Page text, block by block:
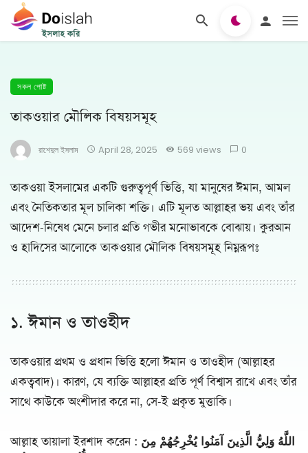
সকল পোষ্ট
তাকওয়ার মৌলিক বিষয়সমূহ
রাশেদুল ইসলাম April 28, 2025 569 views 0
তাকওয়া ইসলামের একটি গুরুত্বপূর্ণ ভিত্তি, যা মানুষের ঈমান, আমল
এবং নৈতিকতার মূল চালিকা শক্তি। এটি মূলত আল্লাহর ভয় এবং তাঁর
আদেশ-নিষেধ মেনে চলার প্রতি গভীর মনোভাবকে বোঝায়। কুরআন
ও হাদিসের আলোকে তাকওয়ার মৌলিক বিষয়সমূহ নিম্নরূপঃ
১. ঈমান ও তাওহীদ
তাকওয়ার প্রথম ও প্রধান ভিত্তি হলো ঈমান ও তাওহীদ (আল্লাহর
একত্ববাদ)। কারণ, যে ব্যক্তি আল্লাহর প্রতি পূর্ণ বিশ্বাস রাখে এবং তাঁর
সাথে কাউকে অংশীদার করে না, সে-ই প্রকৃত মুত্তাকি।
আল্লাহ তায়ালা ইরশাদ করেন : اللَّهُ وَلِيُّ الَّذِينَ آمَنُوا يُخْرِجُهُمْ مِنَ